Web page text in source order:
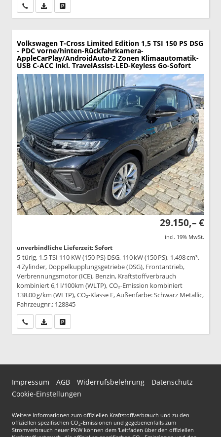
Wir rufen Sie anPDF-Datei, Fahrzeugexposé drucken
Volkswagen T-Cross Limited Edition 1,5 TSI 150 PS DSG
- PDC vorne/hinten-Rückfahrkamera-
AppleCarPlay/AndroidAuto-2 Zonen Klimaautomatik-
USB C-ACC inkl. TravelAssist-LED-Keyless Go-Sofort
29.150,– €
incl. 19% MwSt.
unverbindliche Lieferzeit: Sofort
5-türig, 1,5 TSI 110 KW (150 PS) DSG, 110 kW (150 PS), 1.498 cm³,
4 Zylinder, Doppelkupplungsgetriebe (DSG), Frontantrieb,
Verbrennungsmotor (ICE), Benzin, Kraftstoffverbrauch
kombiniert 6,1 l/100km (WLTP), CO₂-Emission kombiniert
138.00 g/km (WLTP), CO₂-Klasse E, Außenfarbe: Schwarz Metallic,
Fahrzeugnr.: 128845
Wir rufen Sie anPDF-Datei, Fahrzeugexposé drucken
Impressum AGB Widerrufsbelehrung
Datenschutz
Cookie-Einstellungen
Weitere Informationen zum offiziellen Kraftstoffverbrauch und zu den
offiziellen spezifischen CO2-Emissionen und gegebenenfalls zum
Stromverbrauch neuer PKW können dem 'Leitfaden über den offiziellen